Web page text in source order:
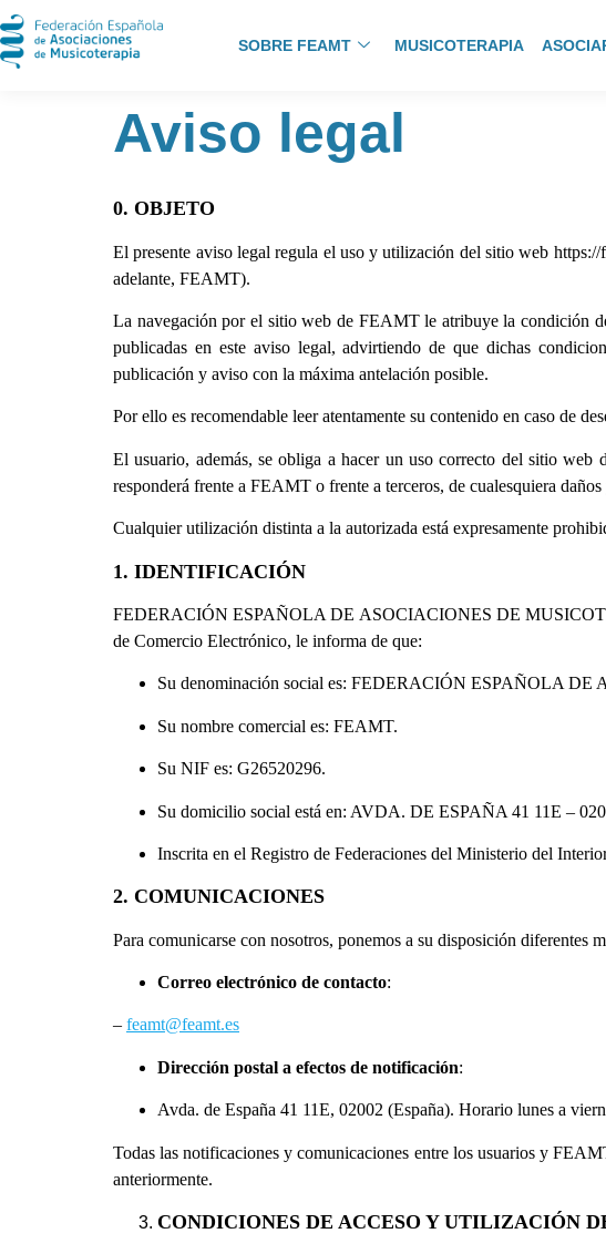
SOBRE FEAMT MUSICOTERAPIA
Aviso legal
0. OBJETO
El presente aviso legal regula el uso y utilización del sitio web https://
adelante, FEAMT).
La navegación por el sitio web de FEAMT le atribuye la condición
publicadas en este aviso legal, advirtiendo de que dichas
publicación y aviso con la máxima antelación posible.
Por ello es recomendable leer atentamente su contenido en caso de
El usuario, además, se obliga a hacer un uso correcto del sitio
responderá frente a FEAMT o frente a terceros, de cualesquiera
Cualquier utilización distinta a la autorizada está expresamente
1. IDENTIFICACIÓN
FEDERACIÓN ESPAÑOLA DE ASOCIACIONES DE
de Comercio Electrónico, le informa de que:
Su denominación social es: FEDERACIÓN ESPAÑOLA
Su nombre comercial es: FEAMT.
Su NIF es: G26520296.
Su domicilio social está en: AVDA. DE ESPAÑA 41 11E –
Inscrita en el Registro de Federaciones del Ministerio del
2. COMUNICACIONES
Para comunicarse con nosotros, ponemos a su disposición diferentes
Correo electrónico de contacto:
– feamt@feamt.es
Dirección postal a efectos de notificación:
Avda. de España 41 11E, 02002 (España). Horario lunes a
Todas las notificaciones y comunicaciones entre los usuarios y
anteriormente.
CONDICIONES DE ACCESO Y UTILIZACIÓN